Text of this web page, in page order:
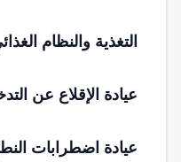
التغذية والنظام
عيادة الإقلاع عن
عيادة اضطرابات